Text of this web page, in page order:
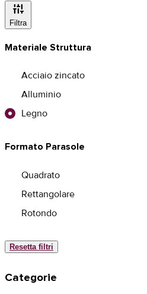
instant_mix
Filtra
Materiale Struttura
Acciaio zincato
Alluminio
Legno
Formato Parasole
Quadrato
Rettangolare
Rotondo
Resetta filtri
Categorie